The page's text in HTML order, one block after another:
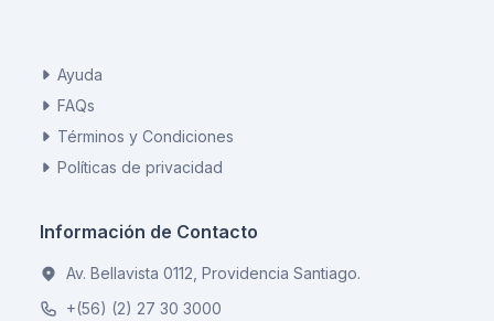
Ayuda
FAQs
Términos y Condiciones
Políticas de privacidad
Información de Contacto
Av. Bellavista 0112, Providencia Santiago.
+(56) (2) 27 30 3000